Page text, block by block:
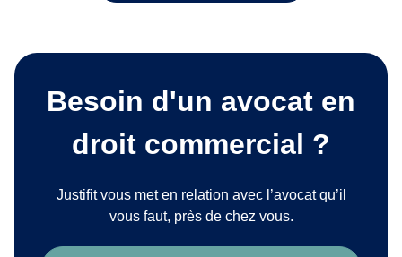
Besoin d'un avocat en
droit commercial ?
Justifit vous met en relation avec l’avocat qu’il
vous faut, près de chez vous.